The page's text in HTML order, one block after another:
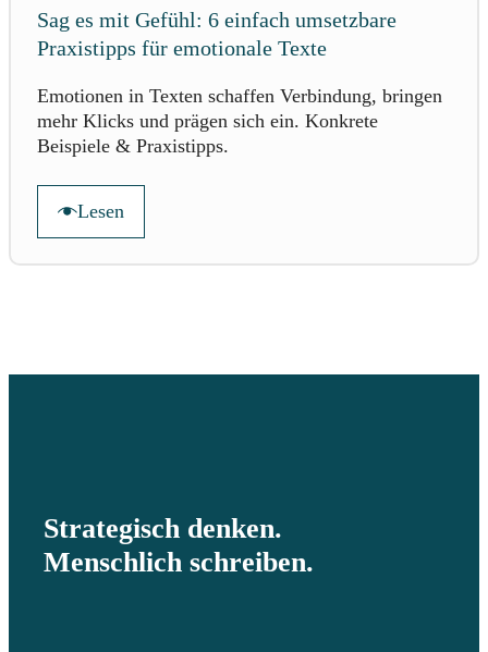
Sag es mit Gefühl: 6 einfach umsetzbare
Praxistipps für emotionale Texte
Emotionen in Texten schaffen Verbindung, bringen
mehr Klicks und prägen sich ein. Konkrete
Beispiele & Praxistipps.
Lesen
Strategisch denken.
Menschlich schreiben.